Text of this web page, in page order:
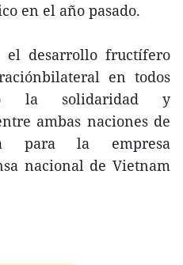
en el año pasado.
el desarrollo fructífero
en todos
la solidaridad y
ambas naciones de
para la empresa
nacional de Vietnam